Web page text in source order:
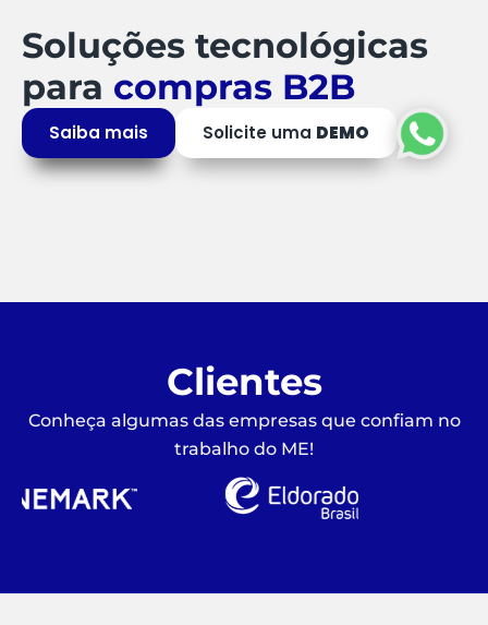
Soluções tecnológicas
para compras B2B
Saiba mais Solicite uma DEMO
Clientes
Conheça algumas das empresas que confiam no
trabalho do ME!